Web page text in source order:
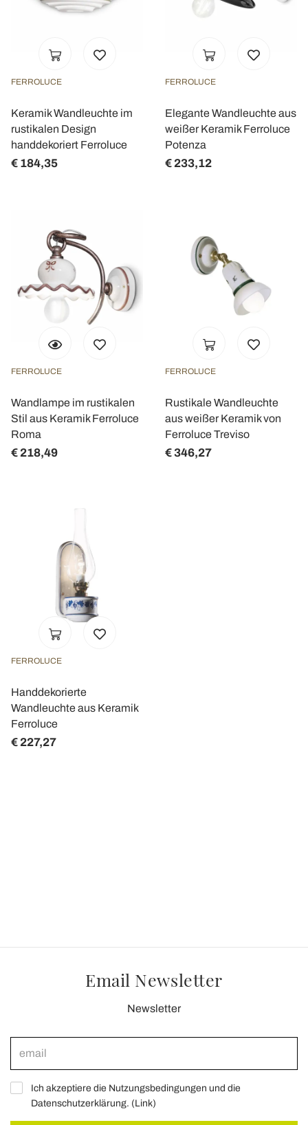
FERROLUCE
Keramik Wandleuchte im
rustikalen Design
handdekoriert Ferroluce
€ 184,35
FERROLUCE
Elegante Wandleuchte aus
weißer Keramik Ferroluce
Potenza
€ 233,12
FERROLUCE
Wandlampe im rustikalen
Stil aus Keramik Ferroluce
Roma
€ 218,49
FERROLUCE
Rustikale Wandleuchte
aus weißer Keramik von
Ferroluce Treviso
€ 346,27
FERROLUCE
Handdekorierte
Wandleuchte aus Keramik
Ferroluce
€ 227,27
Email Newsletter
Newsletter
Ich akzeptiere die Nutzungsbedingungen und die
Datenschutzerklärung. (Link)